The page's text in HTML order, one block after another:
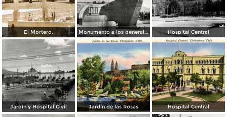
El Mortero. Monumento a los generales de la División del Norte Hospital Central
Jardín y Hospital Civil Jardín de las Rosas Hospital Central